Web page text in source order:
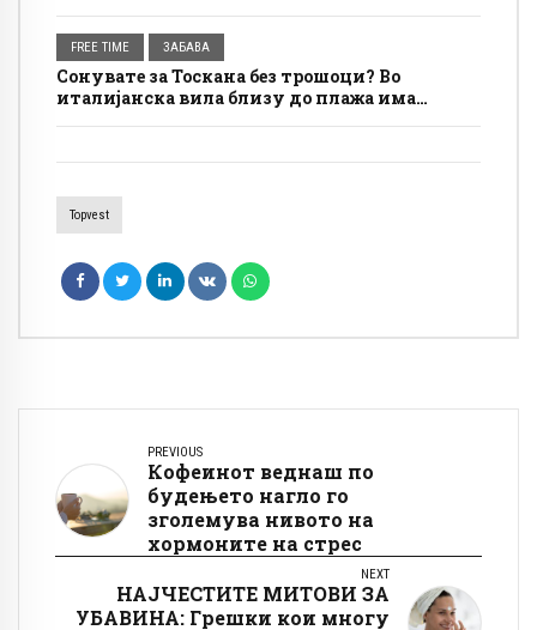
FREE TIME ЗАБАВА
Сонувате за Тоскана без трошоци? Во
италијанска вила близу до плажа има
Topvest
PREVIOUS
Кофеинот веднаш по
будењето нагло го
зголемува нивото на
хормоните на стрес
NEXT
НАЈЧЕСТИТЕ МИТОВИ ЗА
УБАВИНА: Грешки кои многу